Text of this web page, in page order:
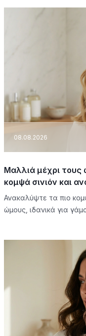
08.08.2026
Μαλλιά μέχρι τους
κομψά σινιόν και
Ανακαλύψτε τα πιο
ώμους, ιδανικά για